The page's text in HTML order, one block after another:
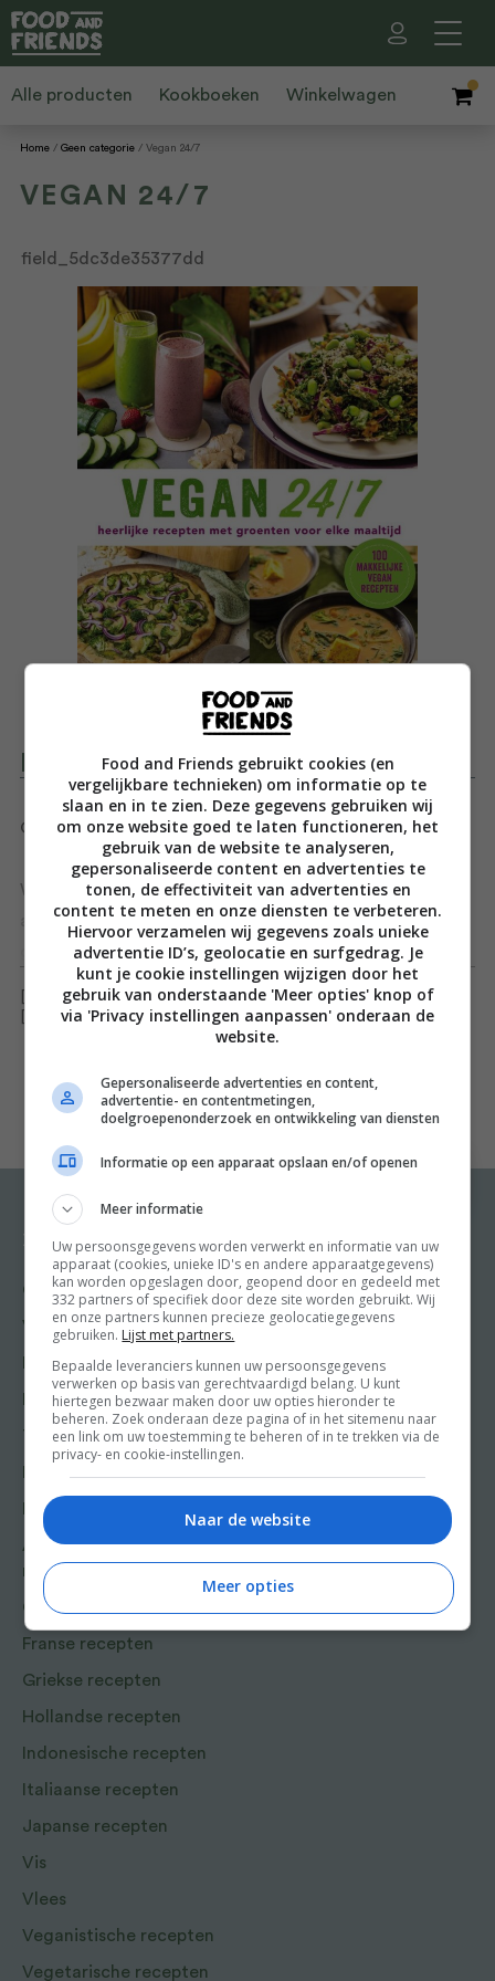
Alle producten Kookboeken Winkelwagen
Home Geen categorie Vegan 24/7
VEGAN 24/7
field_5dc3de35377dd
Productomschrijving
Ontdek groente! Eet groente! Geniet van groente!
Wilt u graag meer groene groenten eten, maar bent u
al die salades zat, dan vindt u in dit boek heerlijke,
gezonde recepten om bij elke maaltijd groenten te
eten, van het ontbijt tot en met het nagerecht.
Spinazie in pannenkoeken? Boerenkool in maisbrood?
Deze 100+ motiverende, innovatieve veganistische
boordevol gezonde voedingsstoffen. In dit boek staan
klassiekers als broccoli en courgette, superfoods als
boerenkool en spruitjes, en bijzondere groenten als
spirulina en kelp. Probeer bijvoorbeeld:
Chocolade-superfood-smoothie
Pesto-polentafrietjes met pittige aioli
Citroen-peterselie-olijfoliecake
Courgettepasta bolognese
Chocolade-hazelnoot-avocadotaart
Met Vegan 24/7 geniet u van groenten – de hele dag
door!
Toon meer
[ywfbt_form product_id="34617"]
[recently_viewed_products]
Recepten
Gangen
Voorgerecht
Hoofdgerecht
Nagerecht
Tussengerecht
Bakrecepten
Aziatische en Oosterse
recepten
Chinese recepten
Franse recepten
Griekse recepten
Hollandse recepten
Indonesische recepten
Italiaanse recepten
Japanse recepten
Vis
Vlees
Veganistische recepten
Vegetarische recepten
Meer van Food and
Friends
Shop
Friends
Kooktips
Food and Friends gebruikt cookies (en
vergelijkbare technieken) om informatie op te
slaan en in te zien. Deze gegevens gebruiken wij
om onze website goed te laten functioneren, het
gebruik van de website te analyseren,
gepersonaliseerde content en advertenties te
tonen, de effectiviteit van advertenties en
content te meten en onze diensten te verbeteren.
Hiervoor verzamelen wij gegevens zoals unieke
advertentie ID’s, geolocatie en surfgedrag. Je
kunt je cookie instellingen wijzigen door het
gebruik van onderstaande 'Meer opties' knop of
via 'Privacy instellingen aanpassen' onderaan de
website.
Gepersonaliseerde advertenties en content,
advertentie- en contentmetingen,
doelgroepenonderzoek en ontwikkeling van diensten
Informatie op een apparaat opslaan en/of openen
Meer informatie
Uw persoonsgegevens worden verwerkt en informatie van uw
apparaat (cookies, unieke ID's en andere apparaatgegevens)
kan worden opgeslagen door, geopend door en gedeeld met
332 partners of specifiek door deze site worden gebruikt. Wij
en onze partners kunnen precieze geolocatiegegevens
gebruiken. Lijst met partners.
Bepaalde leveranciers kunnen uw persoonsgegevens
verwerken op basis van gerechtvaardigd belang. U kunt
hiertegen bezwaar maken door uw opties hieronder te
beheren. Zoek onderaan deze pagina of in het sitemenu naar
een link om uw toestemming te beheren of in te trekken via de
privacy- en cookie-instellingen.
Naar de website
Meer opties